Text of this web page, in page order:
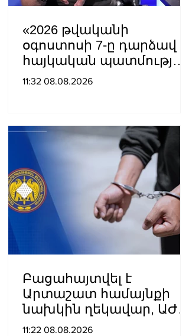
«2026 թվականի
օգոստոսի 7-ը դարձավ
հայկական պատմության
ամենախայտառակ
11:32 08.08.2026
Բացահայտվել է
Արտաշատ համայնքի
նախկին ղեկավար, ԱԺ
նախկին պատգամավոր
11:22 08.08.2026